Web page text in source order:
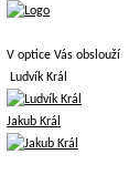
V optice Vás obslouží
Ludvík Král
Jakub Král